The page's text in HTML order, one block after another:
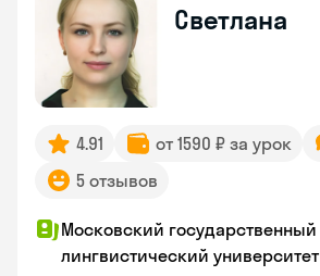
Светлана
4.91 от 1590 ₽ за урок
5 отзывов
Московский государственный
лингвистический университет